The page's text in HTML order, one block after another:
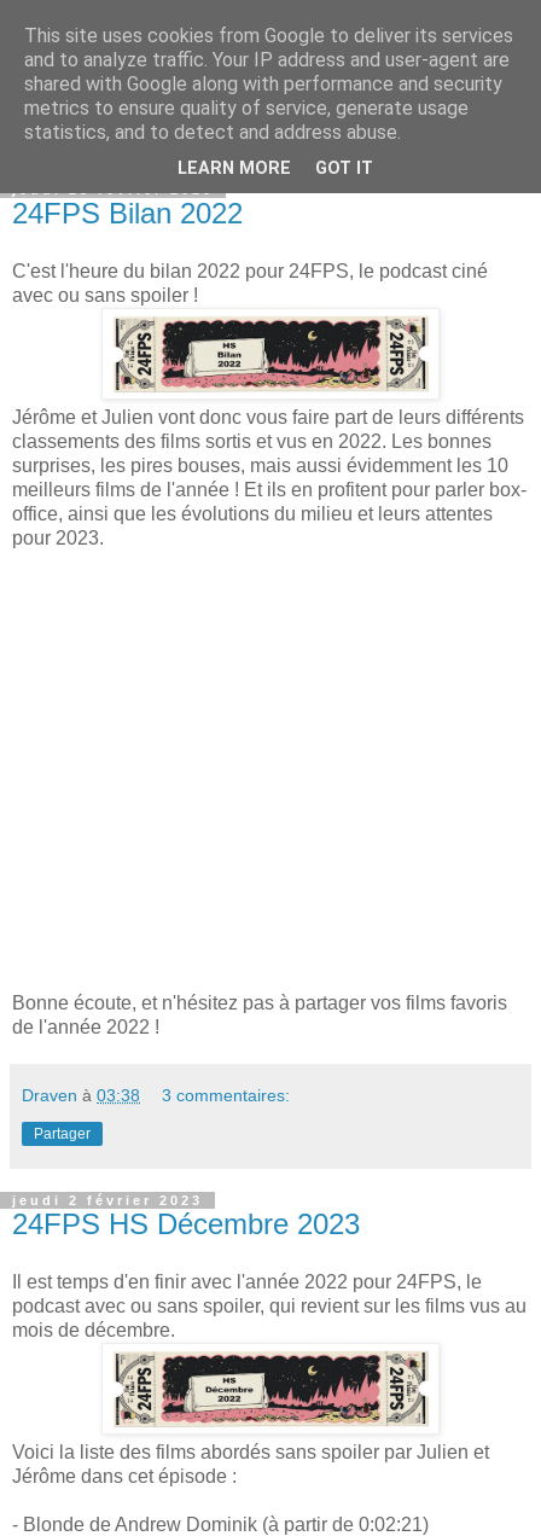
Bepod
24FPS Bilan 2022
C'est l'heure du bilan 2022 pour 24FPS, le podcast ciné
avec ou sans spoiler !
Jérôme et Julien vont donc vous faire part de leurs différents
classements des films sortis et vus en 2022. Les bonnes
surprises, les pires bouses, mais aussi évidemment les 10
meilleurs films de l'année ! Et ils en profitent pour parler box-
office, ainsi que les évolutions du milieu et leurs attentes
pour 2023.
Bonne écoute, et n'hésitez pas à partager vos films favoris
de l'année 2022 !
Draven à 03:38 3 commentaires:
Partager
jeudi 2 février 2023
24FPS HS Décembre 2023
Il est temps d'en finir avec l'année 2022 pour 24FPS, le
podcast avec ou sans spoiler, qui revient sur les films vus au
mois de décembre.
Voici la liste des films abordés sans spoiler par Julien et
Jérôme dans cet épisode :
- Blonde de Andrew Dominik (à partir de 0:02:21)
This site uses cookies from Google to deliver its services
and to analyze traffic. Your IP address and user-agent are
shared with Google along with performance and security
metrics to ensure quality of service, generate usage
statistics, and to detect and address abuse.
LEARN MORE GOT IT